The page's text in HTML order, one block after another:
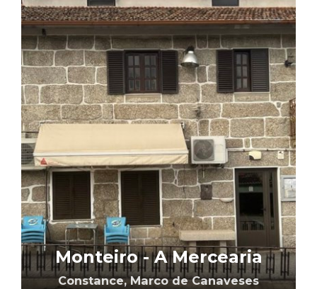
Monteiro - A Mercearia
Constance, Marco de Canaveses